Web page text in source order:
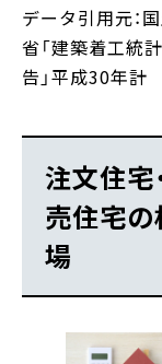
データ引用元：
省「建築着工統
告」平成30年計
注文住宅
売住宅の
場